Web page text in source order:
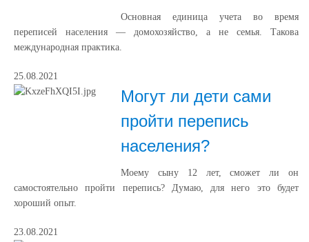
Основная единица учета во время
переписей населения — домохозяйство, а не семья. Такова
международная практика.
25.08.2021
Могут ли дети сами
пройти перепись
населения?
Моему сыну 12 лет, сможет ли он
самостоятельно пройти перепись? Думаю, для него это будет
хороший опыт.
23.08.2021